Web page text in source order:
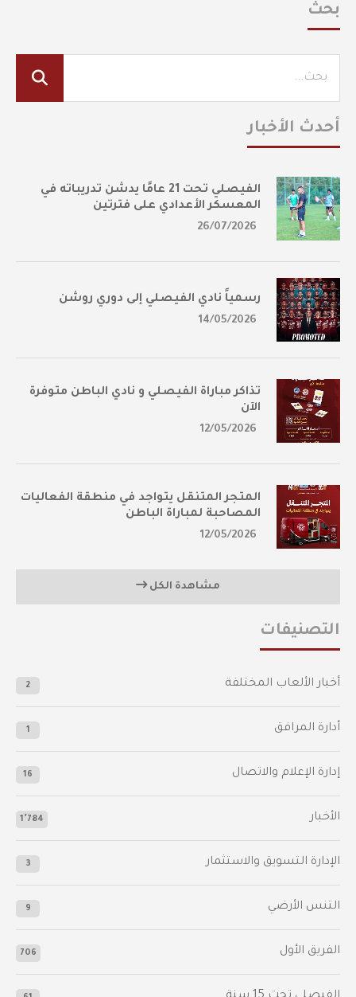
بحث
أحدث الأخبار
الفيصلي تحت 21 عامًا يدشن تدريباته في
المعسكر الأعدادي على فترتين
26/07/2026
رسمياً نادي الفيصلي إلى دوري روشن
14/05/2026
تذاكر مباراة الفيصلي و نادي الباطن متوفرة
الآن
12/05/2026
المتجر المتنقل يتواجد في منطقة الفعاليات
المصاحبة لمباراة الباطن
12/05/2026
مشاهدة الكل
التصنيفات
أخبار الألعاب المختلفة 2
أدارة المرافق 1
إدارة الإعلام والاتصال 16
الأخبار 1٬784
الإدارة التسويق والاستثمار 3
التنس الأرضي 9
الفريق الأول 706